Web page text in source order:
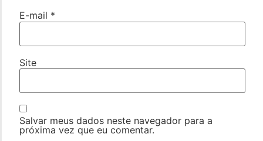
E-mail *
Site
Salvar meus dados neste navegador para a
próxima vez que eu comentar.